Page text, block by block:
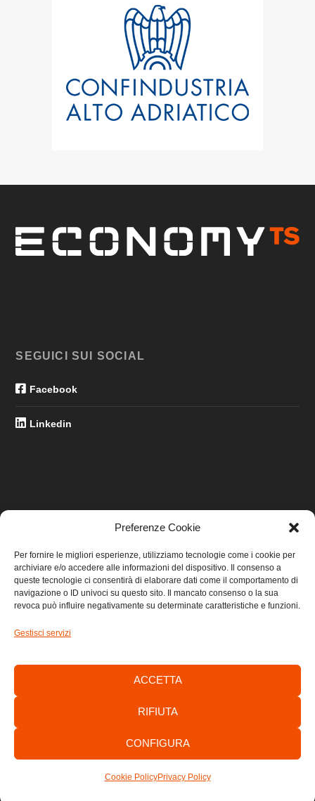
Preferenze Cookie
Per fornire le migliori esperienze, utilizziamo tecnologie come i cookie per
archiviare e/o accedere alle informazioni del dispositivo. Il consenso a
queste tecnologie ci consentirà di elaborare dati come il comportamento di
navigazione o ID univoci su questo sito. Il mancato consenso o la sua
revoca può influire negativamente su determinate caratteristiche e funzioni.
Gestisci servizi
ACCETTA
RIFIUTA
CONFIGURA
Cookie PolicyPrivacy Policy
SEGUICI SUI SOCIAL
Facebook
Linkedin
Home
Privacy